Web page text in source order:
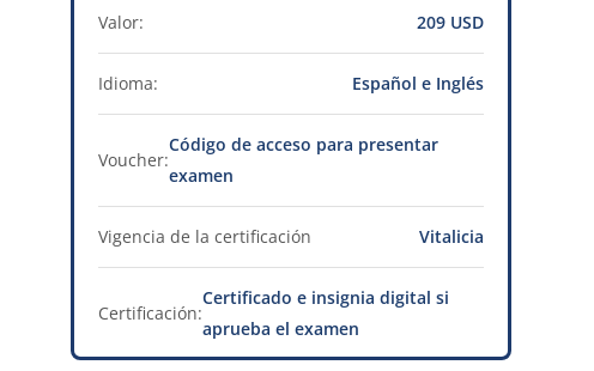
Valor: 209 USD
Idioma: Español e Inglés
Voucher:
Código de acceso para presentar
examen
Vigencia de la certificación Vitalicia
Certificación:
Certificado e insignia digital si
aprueba el examen